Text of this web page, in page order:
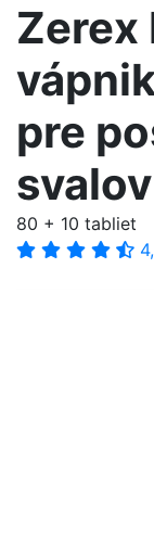
Zerex
pre
svalov
80 + 10 tabliet